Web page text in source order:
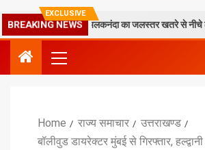
EXCLUSIVE
BREAKING NEWS
श्रीनगर में अलकनंदा का जलस्तर खतरे से नीचे लेकिन अलर्ट
Home राज्य समाचार
उत्तराखण्ड
बॉलीवुड डायरेक्टर मुंबई से गिरफ्तार,